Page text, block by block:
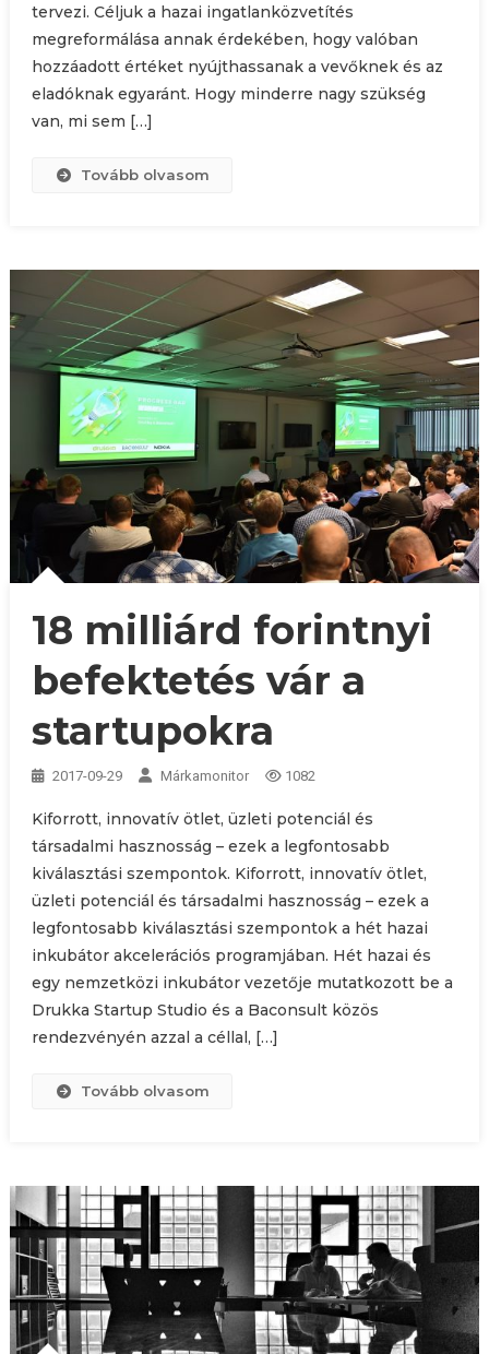
tervezi. Céljuk a hazai ingatlanközvetítés
megreformálása annak érdekében, hogy valóban
hozzáadott értéket nyújthassanak a vevőknek és az
eladóknak egyaránt. Hogy minderre nagy szükség
van, mi sem […]
Tovább olvasom
18 milliárd forintnyi
befektetés vár a
startupokra
2017-09-29 Márkamonitor 1082
Kiforrott, innovatív ötlet, üzleti potenciál és
társadalmi hasznosság – ezek a legfontosabb
kiválasztási szempontok. Kiforrott, innovatív ötlet,
üzleti potenciál és társadalmi hasznosság – ezek a
legfontosabb kiválasztási szempontok a hét hazai
inkubátor akcelerációs programjában. Hét hazai és
egy nemzetközi inkubátor vezetője mutatkozott be a
Drukka Startup Studio és a Baconsult közös
rendezvényén azzal a céllal, […]
Tovább olvasom